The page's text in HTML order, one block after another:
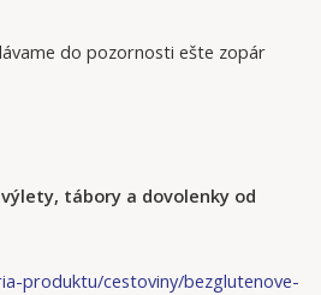
do pozornosti ešte zopár
tábory a dovolenky od
produktu/cestoviny/bezglutenove-